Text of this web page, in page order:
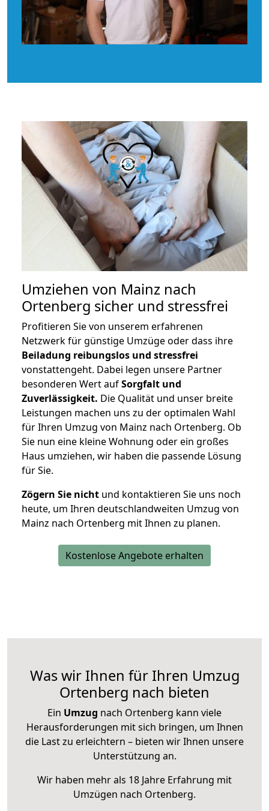
Umziehen von Mainz nach
Ortenberg sicher und stressfrei
Profitieren Sie von unserem erfahrenen
Netzwerk für günstige Umzüge oder dass ihre
Beiladung reibungslos und stressfrei
vonstattengeht. Dabei legen unsere Partner
besonderen Wert aufSorgfalt und
Zuverlässigkeit. Die Qualität und unser breite
Leistungen machen uns zu der optimalen Wahl
für Ihren Umzug von Mainz nach Ortenberg. Ob
Sie nun eine kleine Wohnung oder ein großes
Haus umziehen, wir haben die passende Lösung
für Sie.
Zögern Sie nicht und kontaktieren Sie uns noch
heute, um Ihren deutschlandweiten Umzug von
Mainz nach Ortenberg mit Ihnen zu planen.
Kostenlose Angebote erhalten
Was wir Ihnen für Ihren Umzug
Ortenberg nach bieten
Ein Umzug nach Ortenberg kann viele
Herausforderungen mit sich bringen, um Ihnen
die Last zu erleichtern – bieten wir Ihnen unsere
Unterstützung an.
Wir haben mehr als 18 Jahre Erfahrung mit
Umzügen nach Ortenberg.